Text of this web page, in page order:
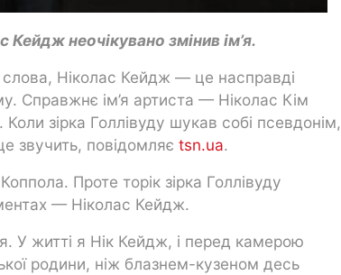
неочікувано змінив ім’я.
Ніколас Кейдж — це насправді
Справжнє ім’я артиста — Ніколас Кім
зірка Голлівуду шукав собі псевдонім,
звучить, повідомляє tsn.ua.
Проте торік зірка Голлівуду
— Ніколас Кейдж.
У житті я Нік Кейдж, і перед камерою
родини, ніж блазнем-кузеном десь